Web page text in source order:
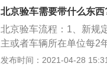
处理的将不能进行年检。
北京验车需要带什么东西
北京验车流程：1、新规
主或者车辆所在单位每2
直接向公安交管部门申
发布时间：2021-04-28